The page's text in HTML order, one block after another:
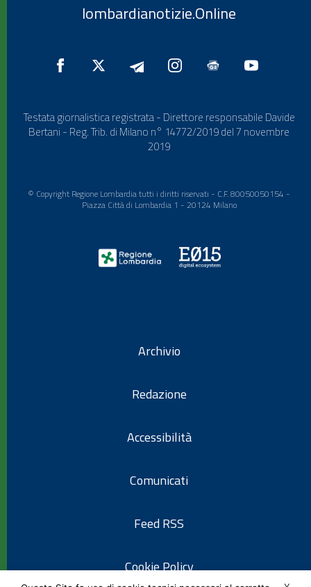
lombardianotizie.Online
Testata giornalistica registrata - Direttore responsabile Davide
Bertani - Reg. Trib. di Milano n° 14772/2019 del 7 novembre
2019
© Copyright Regione Lombardia tutti i diritti riservati - C.F. 80050050154 -
Piazza Città di Lombardia 1 - 20124 Milano
Archivio
Redazione
Accessibilità
Comunicati
Feed RSS
Cookie Policy